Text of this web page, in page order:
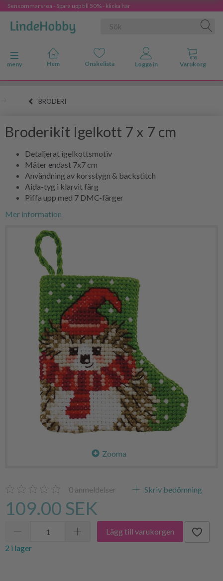
Sensommarsrea - Spara upp till 50% - klicka här
Ändra navigering
meny
BRODERI
Broderikit Igelkott 7 x 7 cm
Detaljerat igelkottsmotiv
Mäter endast 7x7 cm
Användning av korsstygn & backstitch
Aida-tyg i klarvit färg
Piffa upp med 7 DMC-färger
Mer information
Zooma
0 anmeldelser Skriv bedömning
109.00 SEK
Lägg till varukorgen
2 i lager